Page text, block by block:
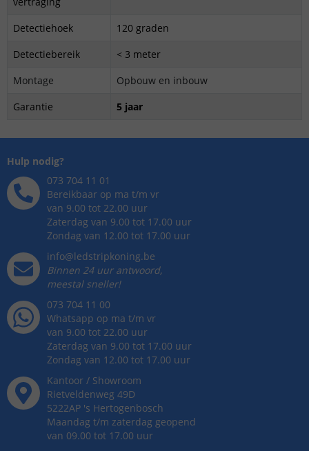
Detectiehoek
120 graden
Detectiebereik
< 3 meter
Montage
Opbouw en inbouw
Garantie
5 jaar
Hulp nodig?
073 704 11 01
Bereikbaar op ma t/m vr
van 9.00 tot 22.00 uur
Zaterdag van 9.00 tot 17.00 uur
Zondag van 12.00 tot 17.00 uur
info@ledstripkoning.be
Binnen 24 uur antwoord,
meestal sneller!
073 704 11 00
Whatsapp op ma t/m vr
van 9.00 tot 22.00 uur
Zaterdag van 9.00 tot 17.00 uur
Zondag van 12.00 tot 17.00 uur
Kantoor / Showroom
Rietveldenweg 49D
5222AP 's Hertogenbosch
Maandag t/m zaterdag geopend
van 09.00 tot 17.00 uur